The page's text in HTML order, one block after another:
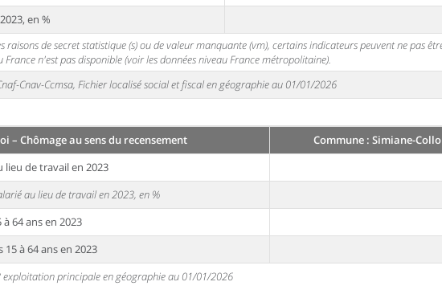
en %
raisons de secret statistique (s) ou de valeur manquante (vm), certains indicateurs peuvent ne pas
France n'est pas disponible (voir les données niveau France métropolitaine).
Cnav-Ccmsa, Fichier localisé social et fiscal en géographie au 01/01/2026
– Chômage au sens du recensement Commune : Simiane-
de travail en 2023
au lieu de travail en 2023, en %
64 ans en 2023
à 64 ans en 2023
exploitation principale en géographie au 01/01/2026